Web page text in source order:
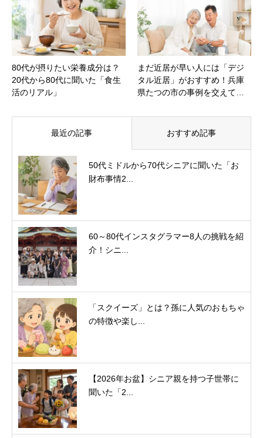
80代が摂りたい栄養成分は？
20代から80代に聞いた「食生
活のリアル」
まだ近居が早い人には「デジ
タル近居」がおすすめ！兵庫
県たつの市の事例を交えて…
最近の記事 おすすめ記事
50代ミドルから70代シニアに聞いた「お
財布事情2...
60～80代インスタグラマー8人の挑戦を紹
介！シニ...
「スクイーズ」とは？孫に人気のおもちゃ
の特徴や楽し...
【2026年お盆】シニア親を持つ子世帯に
聞いた「2...